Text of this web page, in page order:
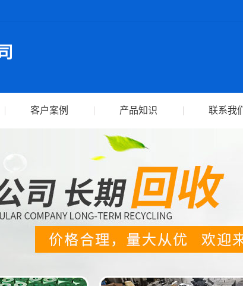
客户案例 产品知识 联系我们